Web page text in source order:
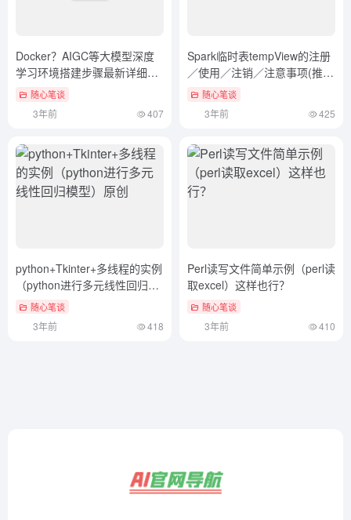
Docker？AIGC等大模型深度
学习环境搭建步骤最新详细版
（docker模块包括）原创
随心笔谈
3年前 407
Spark临时表tempView的注册
／使用／注销／注意事项(推
荐) 随心笔谈
3年前 425
python+Tkinter+多线程的实例
（python进行多元线性回归模
型）原创
随心笔谈
3年前 418
Perl读写文件简单示例（perl读
取excel）这样也行？
随心笔谈
3年前 410